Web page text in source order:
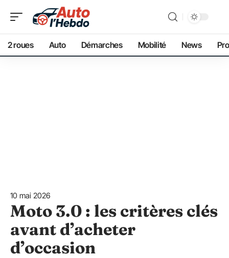
2 roues Auto Démarches Mobilité News
10 mai 2026
Moto 3.0 : les critères clés
avant d’acheter
d’occasion